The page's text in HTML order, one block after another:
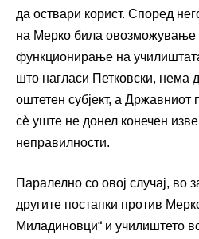
да оствари корист. Според
на Мерко била овозможување
функционирање на
што нагласи Петковски, нема
оштетен субјект, а Државниот
сѐ уште не донел конечен
неправилности.
Паралелно со овој случај, во
другите постапки против
Миладиновци“ и училиштето